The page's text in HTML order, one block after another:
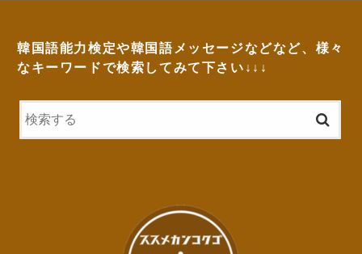
韓国語能力検定や韓国語メッセージなどなど、様々
なキーワードで検索してみて下さい↓↓↓